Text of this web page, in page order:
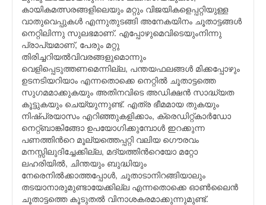
കായികമത്സരങ്ങളിലെയും മറ്റും വിജയികളെപ്പറ്റിയുള്ള
വാതുവെപ്പുകള്‍ എന്നുതുടങ്ങി അനേകയിനം ചൂതാട്ടങ്ങള്‍
നെറ്റിലിന്നു സുലഭമാണ്. എപ്പോഴുമെവിടെയുംനിന്നു
പ്രാപ്യമാണ്, പേരും മറ്റു
തിരിച്ചറിയല്‍വിവരങ്ങളുമൊന്നും
വെളിപ്പെടുത്തണമെന്നില്ല, പന്തയഫലങ്ങള്‍ മിക്കപ്പോഴും
ഉടനടിയറിയാം എന്നതൊക്കെ നെറ്റില്‍ ചൂതാട്ടത്തെ
സുഗമമാക്കുകയും അതിനവിടെ അഡിക്ഷന്‍ സാദ്ധ്യത
കൂട്ടുകയും ചെയ്യുന്നുണ്ട്. എത്ര ഭീമമായ തുകയും
നിഷ്പ്രയാസം എറിഞ്ഞുകളിക്കാം, ക്രെഡിറ്റ്കാര്‍ഡോ
നെറ്റ്ബാങ്കിങ്ങോ ഉപയോഗിക്കുമ്പോള്‍ ഇറക്കുന്ന
പണത്തിന്‍റെ മൂല്യത്തെപ്പറ്റി വലിയ ഗൌരവം
മനസ്സിലുദിച്ചേക്കില്ല, മദ്യത്തിന്‍റെയോ മറ്റോ
ലഹരിയില്‍, ചിന്തയും ബുദ്ധിയും
നേരെനില്‍ക്കാത്തപ്പോള്‍, ചൂതാടാനിറങ്ങിയാലും
തടയാനാരുമുണ്ടായേക്കില്ല എന്നതൊക്കെ ഓണ്‍ലൈന്‍
ചൂതാട്ടത്തെ കൂടുതല്‍ വിനാശകരമാക്കുന്നുമുണ്ട്.